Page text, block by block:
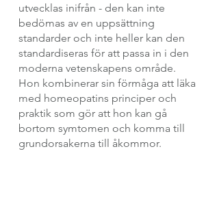
utvecklas inifrån - den kan inte
bedömas av en uppsättning
standarder och inte heller kan den
standardiseras för att passa in i den
moderna vetenskapens område.
Hon kombinerar sin förmåga att läka
med homeopatins principer och
praktik som gör att hon kan gå
bortom symtomen och komma till
grundorsakerna till åkommor.